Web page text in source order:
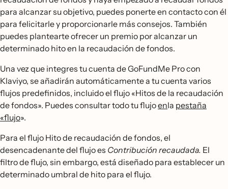
para alcanzar su objetivo, puedes ponerte en contacto con él
para felicitarle y proporcionarle más consejos. También
puedes plantearte ofrecer un premio por alcanzar un
determinado hito en la recaudación de fondos.
Una vez que integres tu cuenta de GoFundMe Pro con
Klaviyo, se añadirán automáticamente a tu cuenta varios
flujos predefinidos, incluido el flujo «Hitos de la recaudación
de fondos». Puedes consultar todo tu flujoenla pestaña
«flujo».
Para el flujo Hito de recaudación de fondos, el
desencadenante del flujo es Contribución recaudada. El
filtro de flujo, sin embargo, está diseñado para establecer un
determinado umbral de hito para el flujo.